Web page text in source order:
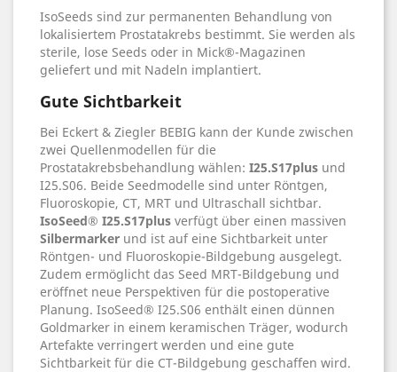
IsoSeeds sind zur permanenten Behandlung von
lokalisiertem Prostatakrebs bestimmt. Sie werden als
sterile, lose Seeds oder in Mick®-Magazinen
geliefert und mit Nadeln implantiert.
Gute Sichtbarkeit
Bei Eckert & Ziegler BEBIG kann der Kunde zwischen
zwei Quellenmodellen für die
Prostatakrebsbehandlung wählen: I25.S17plus und
I25.S06. Beide Seedmodelle sind unter Röntgen,
Fluoroskopie, CT, MRT und Ultraschall sichtbar.
IsoSeed® I25.S17plus verfügt über einen massiven
Silbermarker und ist auf eine Sichtbarkeit unter
Röntgen- und Fluoroskopie-Bildgebung ausgelegt.
Zudem ermöglicht das Seed MRT-Bildgebung und
eröffnet neue Perspektiven für die postoperative
Planung. IsoSeed® I25.S06 enthält einen dünnen
Goldmarker in einem keramischen Träger, wodurch
Artefakte verringert werden und eine gute
Sichtbarkeit für die CT-Bildgebung geschaffen wird.